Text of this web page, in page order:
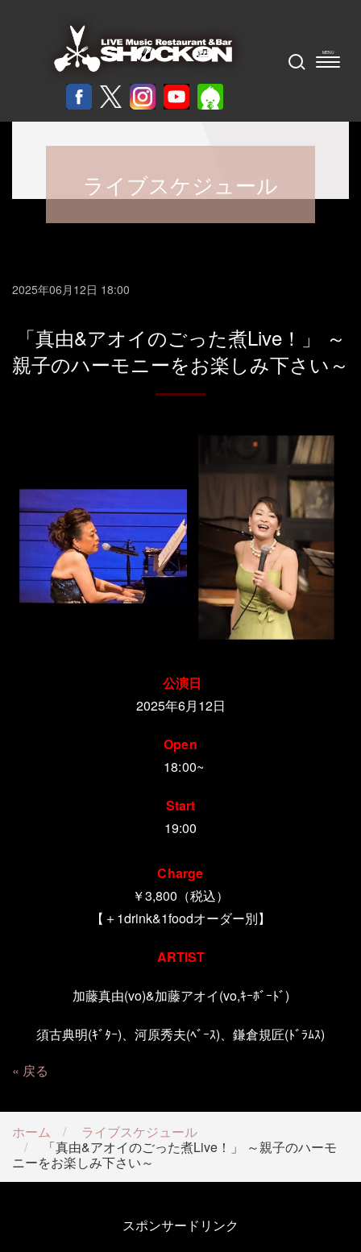
ライブスケジュール
2025年06月12日 18:00
「真由&アオイのごった煮Live！」 ～
親子のハーモニーをお楽しみ下さい～
公演日
2025年6月12日
Open
18:00~
Start
19:00
Charge
￥3,800（税込）
【＋1drink&1foodオーダー別】
ARTIST
加藤真由(vo)&加藤アオイ(vo,ｷｰﾎﾞｰﾄﾞ)
須古典明(ｷﾞﾀｰ)、河原秀夫(ﾍﾞｰｽ)、鎌倉規匠(ﾄﾞﾗﾑｽ)
戻る
ホーム
ライブスケジュール
「真由&アオイのごった煮Live！」 ～親子のハーモ
ニーをお楽しみ下さい～
スポンサードリンク